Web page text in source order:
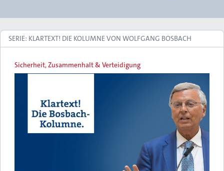
SERIE: KLARTEXT! DIE KOLUMNE VON WOLFGANG BOSBACH
Sicherheit, Zusammenhalt & Verteidigung